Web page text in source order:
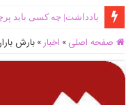
یادداشت| ‌چه کسی باید
صفحه اصلی » اخبار » بارش